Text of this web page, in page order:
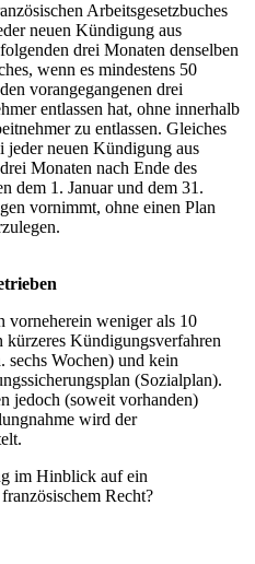
Arbeitsgesetzbuches
neuen Kündigung aus
drei Monaten denselben
wenn es mindestens 50
vorangegangenen drei
entlassen hat, ohne innerhalb
zu entlassen. Gleiches
neuen Kündigung aus
Monaten nach Ende des
dem 1. Januar und dem 31.
vornimmt, ohne einen Plan
vorneherein weniger als 10
kürzeres Kündigungsverfahren
sechs Wochen) und kein
(Sozialplan).
jedoch (soweit vorhanden)
wird der
im Hinblick auf ein
Recht?